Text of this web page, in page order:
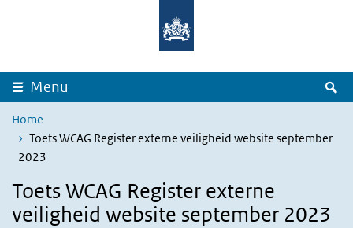
Overslaan en naar de inhoud gaan
Menu
Home
Toets WCAG Register externe veiligheid website september
2023
Toets WCAG Register externe
veiligheid website september 2023